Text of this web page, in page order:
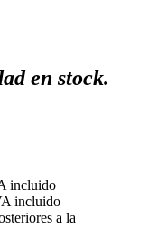
en stock.
incluido
incluido
a la